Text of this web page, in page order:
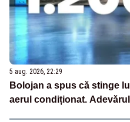
5 aug. 2026, 22:29
Bolojan a spus că stinge
aerul condiționat.